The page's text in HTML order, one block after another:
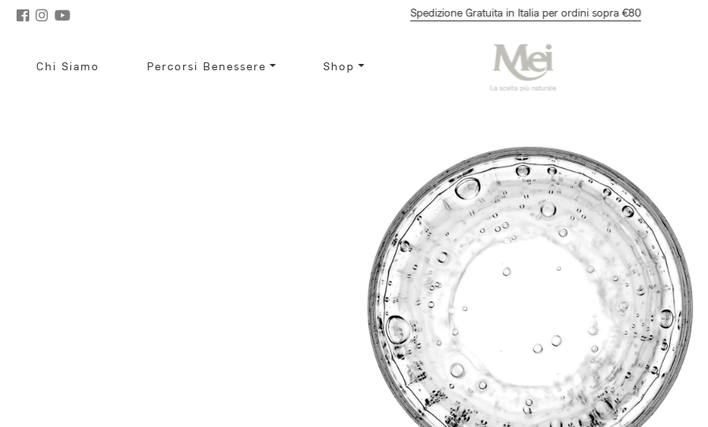
Spedizione Gratuita in Italia per ordini sopra €80
Chi Siamo Percorsi Benessere Shop